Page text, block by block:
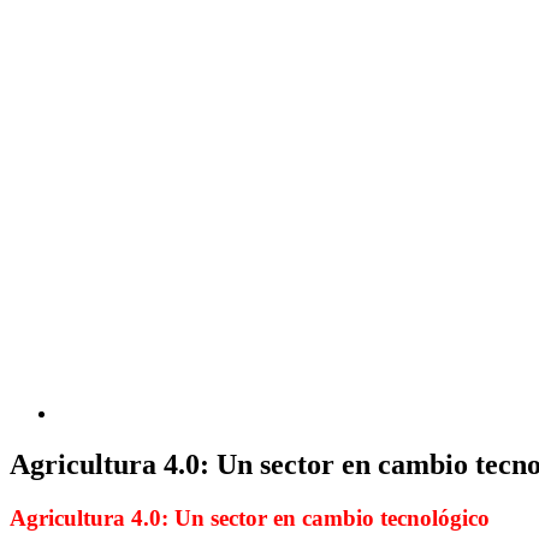
Agricultura 4.0: Un sector en cambio
Agricultura 4.0: Un sector en cambio tecnológico